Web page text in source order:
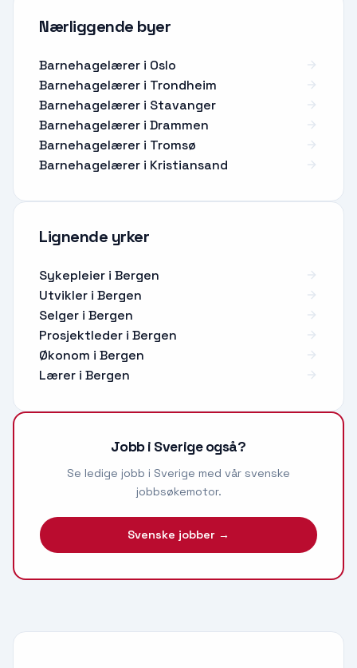
Nærliggende byer
Barnehagelærer i Oslo
Barnehagelærer i Trondheim
Barnehagelærer i Stavanger
Barnehagelærer i Drammen
Barnehagelærer i Tromsø
Barnehagelærer i Kristiansand
Lignende yrker
Sykepleier i Bergen
Utvikler i Bergen
Selger i Bergen
Prosjektleder i Bergen
Økonom i Bergen
Lærer i Bergen
Jobb i Sverige også?
Se ledige jobb i Sverige med vår svenske
jobbsøkemotor.
Svenske jobber →